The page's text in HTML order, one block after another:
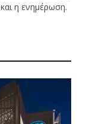
η ενημέρωση.